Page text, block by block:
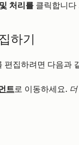
처리를 클릭합니다
하기
편집하려면 다음과
트로 이동하세요.